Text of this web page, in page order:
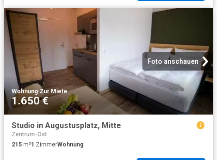
Foto anschauen
Wohnung·Zur Miete
1.650 €
Studio in Augustusplatz, Mitte
Zentrum-Ost
215 m²1 ZimmerWohnung